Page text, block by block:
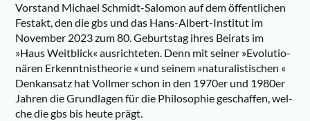
Vor­stand Micha­el Schmidt-Salo­mon auf dem öffent­li­chen
Fest­akt, den die gbs und das Hans-Albert-Insti­tut im
Novem­ber 2023 zum 80. Geburts­tag ihres Bei­rats im
»Haus Weit­blick« aus­rich­te­ten. Denn mit sei­ner »Evo­lu­tio­
nä­ren Erkennt­nis­theo­rie « und sei­nem »natu­ra­lis­ti­schen «
Denk­an­satz hat Voll­mer schon in den 1970er und 1980er
Jah­ren die Grund­la­gen für die Phi­lo­so­phie geschaf­fen, wel­
che die gbs bis heu­te prägt.